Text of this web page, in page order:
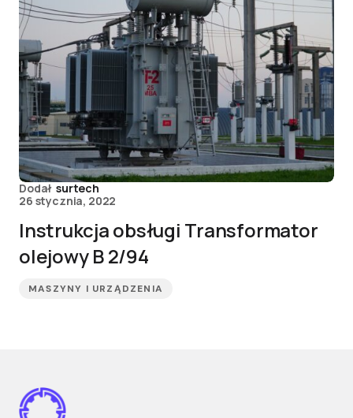
Dodał surtech
26 stycznia, 2022
Instrukcja obsługi Transformator
olejowy B 2/94
MASZYNY I URZĄDZENIA